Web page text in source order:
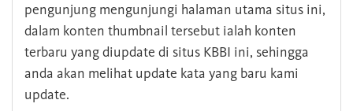
pengunjung mengunjungi halaman utama situs ini,
dalam konten thumbnail tersebut ialah konten
terbaru yang diupdate di situs KBBI ini, sehingga
anda akan melihat update kata yang baru kami
update.